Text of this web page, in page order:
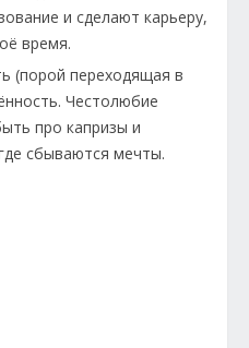
и сделают карьеру,
время.
(порой переходящая в
Честолюбие
про капризы и
сбываются мечты.